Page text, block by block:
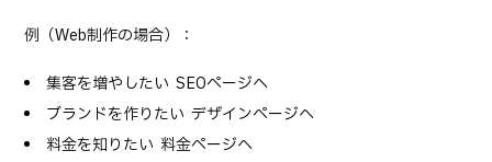
例（Web制作の場合）：
集客を増やしたい → SEOページへ
ブランドを作りたい → デザインページへ
料金を知りたい → 料金ページへ